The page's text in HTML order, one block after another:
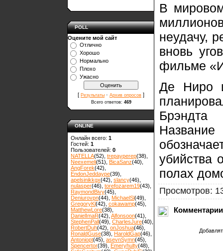
POLL
Оцените мой сайт
Отлично
Хорошо
Нормально
Плохо
Ужасно
[ Результаты · Архив опросов ]
Всего ответов: 469
ONLINE
Онлайн всего: 1
Гостей: 1
Пользователей: 0
NATELLA(52) trepayperep(38)
Neexemeli(51) BicaSanz(40)
AngForek(42)
EndonJeddaype(39)
apelsinikkgx(42) slancy(46)
nulasper(46) torefozarem19(43)
RaymondBivy(45)
Deniurovpn(44) MichaelSl(49)
GregoryKl(42) cokawamp(45)
MatthewLore(38)
DanielImaR(42) Alfonsoon(41)
StephenPall(49) CharlesJure(40)
RobertDuh(42) onJoshua(46)
RonaldGuse(38) HaroldGap(46)
Antoniopt(45) asevnSymn(45)
Spencertor(39) Emeryhulty(48)
В
неудачу,
вновь
фильме
Де Ниро
Брэндта
убийства
полах
Просмотров:
Комментарии